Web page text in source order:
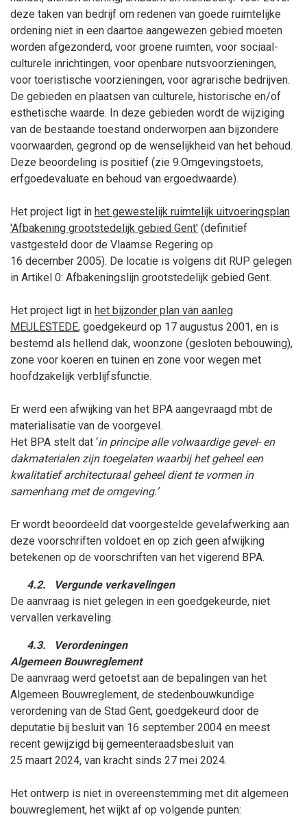
deze taken van bedrijf om redenen van goede ruimtelijke
ordening niet in een daartoe aangewezen gebied moeten
worden afgezonderd, voor groene ruimten, voor sociaal-
culturele inrichtingen, voor openbare nutsvoorzieningen,
voor toeristische voorzieningen, voor agrarische bedrijven.
De gebieden en plaatsen van culturele, historische en/of
esthetische waarde. In deze gebieden wordt de wijziging
van de bestaande toestand onderworpen aan bijzondere
voorwaarden, gegrond op de wenselijkheid van het behoud.
Deze beoordeling is positief (zie 9.Omgevingstoets,
erfgoedevaluate en behoud van ergoedwaarde).
Het project ligt in het gewestelijk ruimtelijk uitvoeringsplan
'Afbakening grootstedelijk gebied Gent' (definitief
vastgesteld door de Vlaamse Regering op
16 december 2005). De locatie is volgens dit RUP gelegen
in Artikel 0: Afbakeningslijn grootstedelijk gebied Gent.
Het project ligt in het bijzonder plan van aanleg
MEULESTEDE, goedgekeurd op 17 augustus 2001, en is
bestemd als hellend dak, woonzone (gesloten bebouwing),
zone voor koeren en tuinen en zone voor wegen met
hoofdzakelijk verblijfsfunctie.
Er werd een afwijking van het BPA aangevraagd mbt de
materialisatie van de voorgevel.
Het BPA stelt dat ‘in principe alle volwaardige gevel- en
dakmaterialen zijn toegelaten waarbij het geheel een
kwalitatief architecturaal geheel dient te vormen in
samenhang met de omgeving.’
Er wordt beoordeeld dat voorgestelde gevelafwerking aan
deze voorschriften voldoet en op zich geen afwijking
betekenen op de voorschriften van het vigerend BPA.
4.2.
Vergunde verkavelingen
De aanvraag is niet gelegen in een goedgekeurde, niet
vervallen verkaveling.
4.3.
Verordeningen
Algemeen Bouwreglement
De aanvraag werd getoetst aan de bepalingen van het
Algemeen Bouwreglement, de stedenbouwkundige
verordening van de Stad Gent, goedgekeurd door de
deputatie bij besluit van 16 september 2004 en meest
recent gewijzigd bij gemeenteraadsbesluit van
25 maart 2024, van kracht sinds 27 mei 2024.
Het ontwerp is niet in overeenstemming met dit algemeen
bouwreglement, het wijkt af op volgende punten: